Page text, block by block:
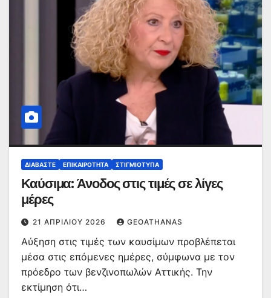
ΔΙΑΒΆΣΤΕ ΕΠΙΚΑΙΡΌΤΗΤΑ ΣΤΙΓΜΙΌΤΥΠΑ
Καύσιμα: Άνοδος στις τιμές σε λίγες
μέρες
21 ΑΠΡΙΛΊΟΥ 2026 GEOATHANAS
Αύξηση στις τιμές των καυσίμων προβλέπεται
μέσα στις επόμενες ημέρες, σύμφωνα με τον
πρόεδρο των βενζινοπωλών Αττικής. Την
εκτίμηση ότι…